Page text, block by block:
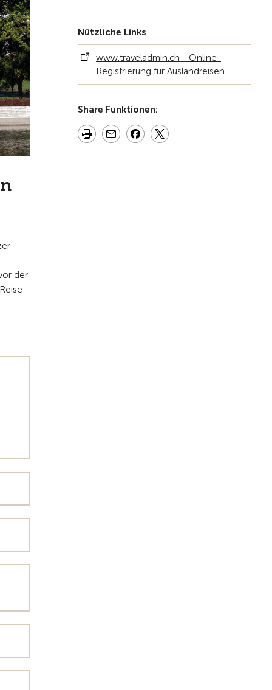
der
Nützliche Links
www.traveladmin.ch - Online-
Registrierung für Auslandreisen
Share Funktionen: